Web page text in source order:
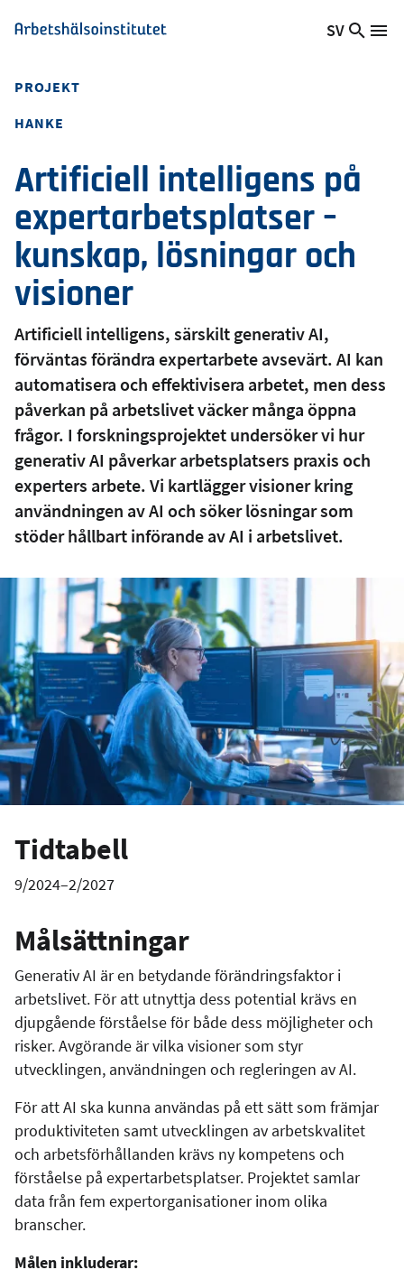
Hoppa
till
Arbetshälsoinstitutet
Växla
SV
Sök
PROJEKT
HANKE
Artificiell intelligens på
expertarbetsplatser –
kunskap, lösningar och
visioner
Artificiell intelligens, särskilt generativ AI,
förväntas förändra expertarbete avsevärt. AI kan
automatisera och effektivisera arbetet, men dess
påverkan på arbetslivet väcker många öppna
frågor. I forskningsprojektet undersöker vi hur
generativ AI påverkar arbetsplatsers praxis och
experters arbete. Vi kartlägger visioner kring
användningen av AI och söker lösningar som
stöder hållbart införande av AI i arbetslivet.
Tidtabell
9/2024–2/2027
Målsättningar
Generativ AI är en betydande förändringsfaktor i
arbetslivet. För att utnyttja dess potential krävs en
djupgående förståelse för både dess möjligheter och
risker. Avgörande är vilka visioner som styr
utvecklingen, användningen och regleringen av AI.
För att AI ska kunna användas på ett sätt som främjar
produktiviteten samt utvecklingen av arbetskvalitet
och arbetsförhållanden krävs ny kompetens och
förståelse på expertarbetsplatser. Projektet samlar
data från fem expertorganisationer inom olika
branscher.
Målen inkluderar: